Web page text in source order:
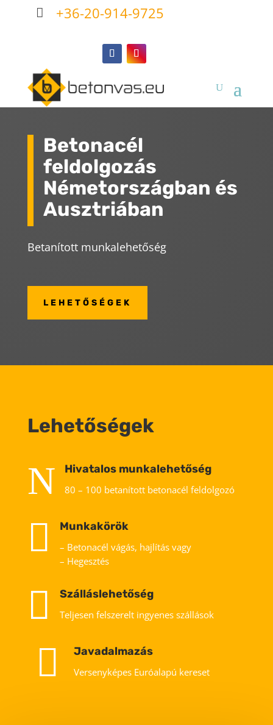
 +36-20-914-9725
Betonacél
feldolgozás
Németországban és
Ausztriában
Betanított munkalehetőség
LEHETŐSÉGEK
Lehetőségek
N Hivatalos munkalehetőség
80 – 100 betanított betonacél feldolgozó
 Munkakörök
– Betonacél vágás, hajlítás vagy
– Hegesztés
 Szálláslehetőség
Teljesen felszerelt ingyenes szállások
 Javadalmazás
Versenyképes Euróalapú kereset